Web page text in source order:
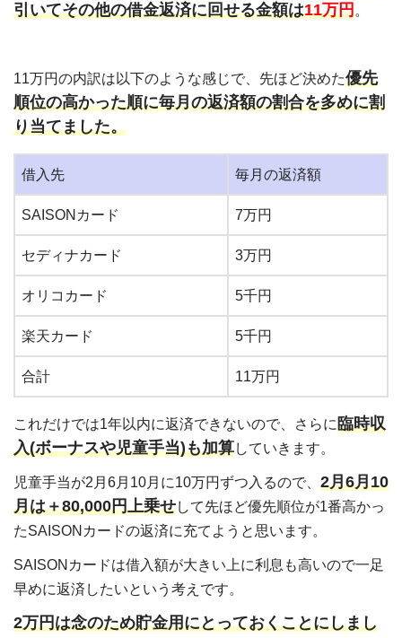
引いてその他の借金返済に回せる金額は11万円。
11万円の内訳は以下のような感じで、先ほど決めた優先
順位の高かった順に毎月の返済額の割合を多めに割
り当てました。
借入先 毎月の返済額
SAISONカード 7万円
セディナカード 3万円
オリコカード 5千円
楽天カード 5千円
合計 11万円
これだけでは1年以内に返済できないので、さらに臨時収
入(ボーナスや児童手当)も加算していきます。
児童手当が2月6月10月に10万円ずつ入るので、 2月6月10
月は＋80,000円上乗せして先ほど優先順位が1番高かっ
たSAISONカードの返済に充てようと思います。
SAISONカードは借入額が大きい上に利息も高いので一足
早めに返済したいという考えです。
2万円は念のため貯金用にとっておくことにしまし